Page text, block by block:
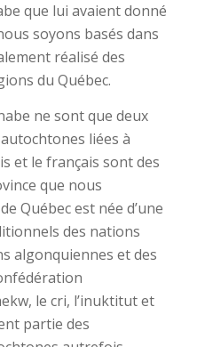
que lui avaient donné
soyons basés dans
réalisé des
du Québec.
ne sont que deux
liées à
et le français sont des
que nous
Québec est née d’une
des nations
algonquiennes et des
le cri, l’inuktitut et
partie des